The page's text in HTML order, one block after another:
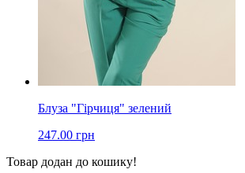
Блуза "Гірчиця" зелений
247.00 грн
Товар додан до кошику!